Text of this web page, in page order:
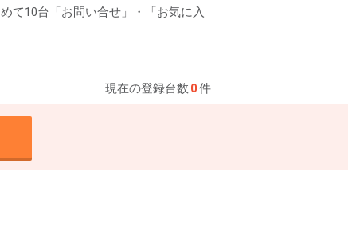
て10台「お問い合せ」・「お気に入
現在の登録台数 0件